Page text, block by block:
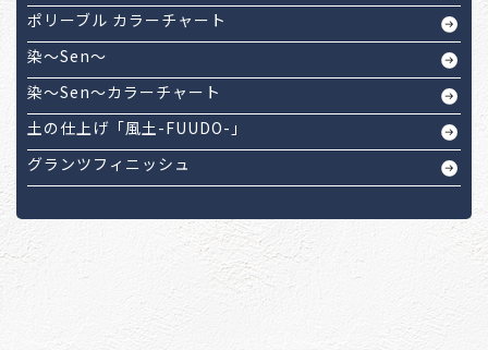
ポリーブル カラーチャート
染～Sen～
染～Sen～カラーチャート
土の仕上げ「風土-FUUDO-」
グランツフィニッシュ